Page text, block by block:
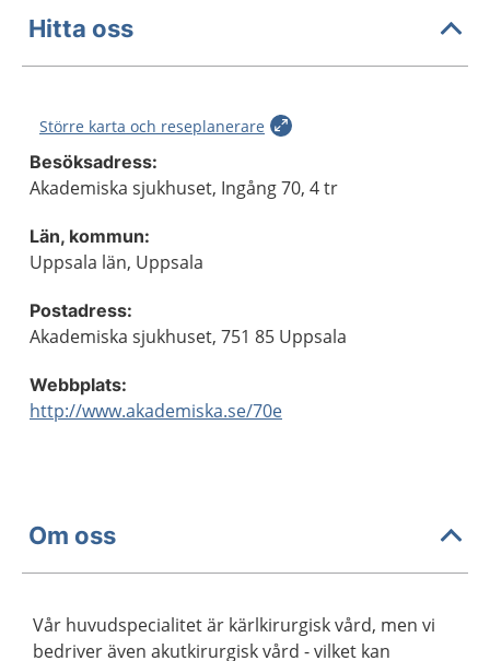
Hitta oss
Större karta och reseplanerare
Besöksadress:
Akademiska sjukhuset, Ingång 70, 4 tr
Län, kommun:
Uppsala län, Uppsala
Postadress:
Akademiska sjukhuset, 751 85 Uppsala
Webbplats:
http://www.akademiska.se/70e
Om oss
Vår huvudspecialitet är kärlkirurgisk vård, men vi
bedriver även akutkirurgisk vård - vilket kan